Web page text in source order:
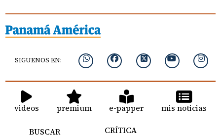
SIGUENOS EN:
videos premium e-papper mis noticias
BUSCAR
CRÍTICA